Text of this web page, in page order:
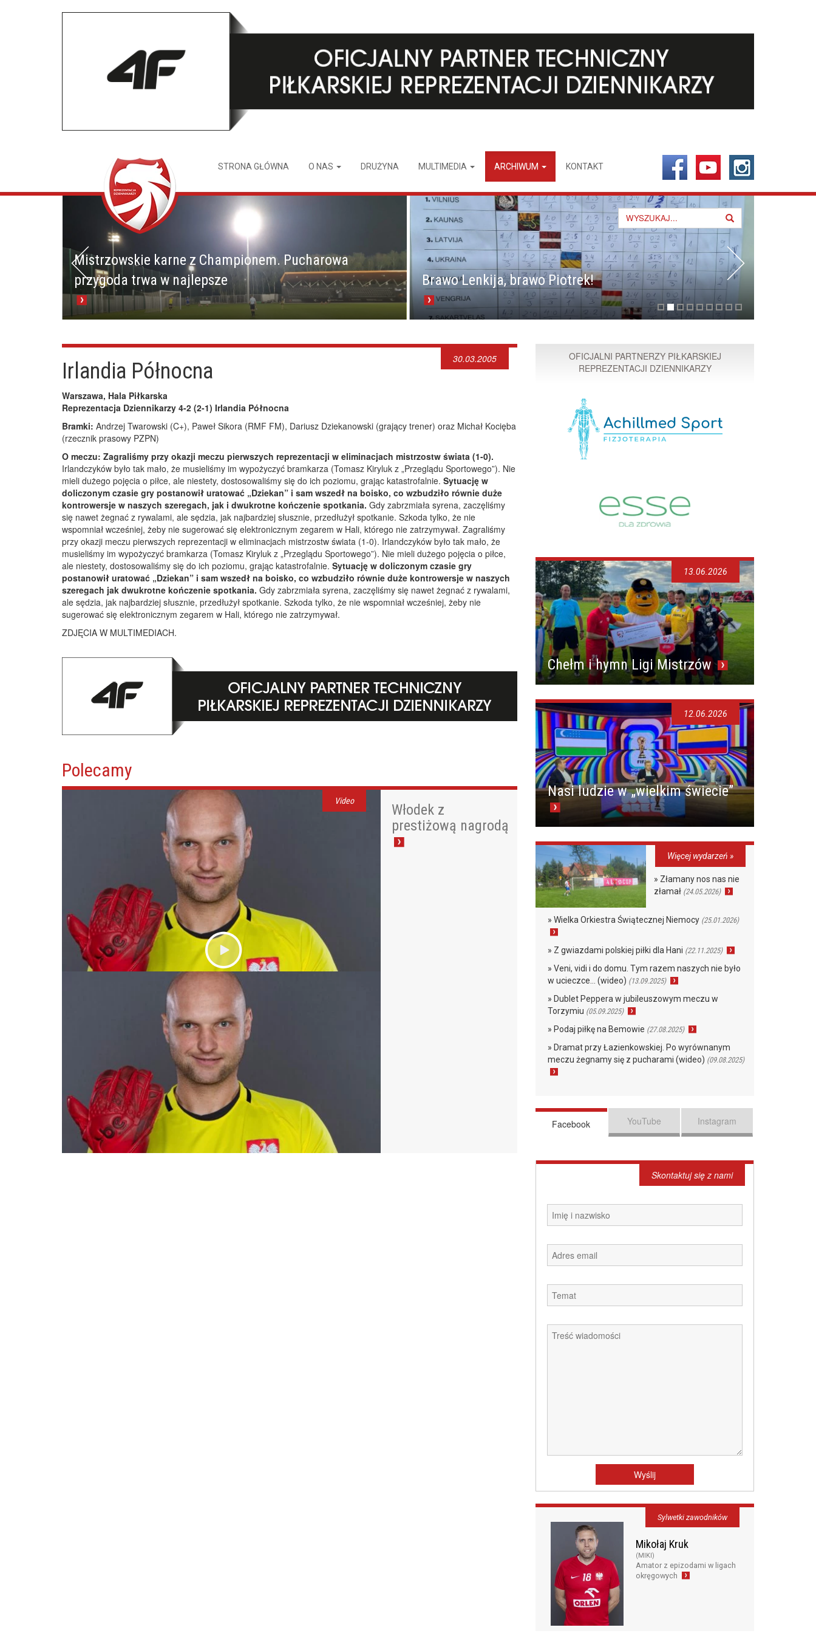
STRONA GŁÓWNA O NAS DRUŻYNA MULTIMEDIA ARCHIWUM KONTAKT
Search
for
Mistrzowskie karne z Championem. Pucharowa
przygoda trwa w najlepsze
Brawo Lenkija, brawo Piotrek!
30.03.2005
Irlandia Północna
Warszawa, Hala Piłkarska
Reprezentacja Dziennikarzy 4-2 (2-1) Irlandia Północna
Bramki: Andrzej Twarowski (C+), Paweł Sikora (RMF FM), Dariusz Dziekanowski (grający trener) oraz Michał Kocięba
(rzecznik prasowy PZPN)
O meczu: Zagraliśmy przy okazji meczu pierwszych reprezentacji w eliminacjach mistrzostw świata (1-0).
Irlandczyków było tak mało, że musieliśmy im wypożyczyć bramkarza (Tomasz Kiryluk z „Przeglądu Sportowego”). Nie
mieli dużego pojęcia o piłce, ale niestety, dostosowaliśmy się do ich poziomu, grając katastrofalnie. Sytuację w
doliczonym czasie gry postanowił uratować „Dziekan” i sam wszedł na boisko, co wzbudziło równie duże
kontrowersje w naszych szeregach, jak i dwukrotne kończenie spotkania. Gdy zabrzmiała syrena, zaczęliśmy
się nawet żegnać z rywalami, ale sędzia, jak najbardziej słusznie, przedłużył spotkanie. Szkoda tylko, że nie
wspomniał wcześniej, żeby nie sugerować się elektronicznym zegarem w Hali, którego nie zatrzymywał. Zagraliśmy
przy okazji meczu pierwszych reprezentacji w eliminacjach mistrzostw świata (1-0). Irlandczyków było tak mało, że
musieliśmy im wypożyczyć bramkarza (Tomasz Kiryluk z „Przeglądu Sportowego”). Nie mieli dużego pojęcia o piłce,
ale niestety, dostosowaliśmy się do ich poziomu, grając katastrofalnie. Sytuację w doliczonym czasie gry
postanowił uratować „Dziekan” i sam wszedł na boisko, co wzbudziło równie duże kontrowersje w naszych
szeregach jak dwukrotne kończenie spotkania. Gdy zabrzmiała syrena, zaczęliśmy się nawet żegnać z rywalami,
ale sędzia, jak najbardziej słusznie, przedłużył spotkanie. Szkoda tylko, że nie wspomniał wcześniej, żeby nie
sugerować się elektronicznym zegarem w Hali, którego nie zatrzymywał.
ZDJĘCIA W MULTIMEDIACH.
Polecamy
Video
Włodek z
prestiżową nagrodą
OFICJALNI PARTNERZY PIŁKARSKIEJ
REPREZENTACJI DZIENNIKARZY
Chełm i hymn Ligi Mistrzów
13.06.2026
Nasi ludzie w „wielkim świecie”
12.06.2026
Więcej wydarzeń »
» Złamany nos nas nie
złamał (24.05.2026)
» Wielka Orkiestra Świątecznej Niemocy (25.01.2026)
» Z gwiazdami polskiej piłki dla Hani (22.11.2025)
» Veni, vidi i do domu. Tym razem naszych nie było
w ucieczce… (wideo) (13.09.2025)
» Dublet Peppera w jubileuszowym meczu w
Torzymiu (05.09.2025)
» Podaj piłkę na Bemowie (27.08.2025)
» Dramat przy Łazienkowskiej. Po wyrównanym
meczu żegnamy się z pucharami (wideo) (09.08.2025)
Facebook YouTube Instagram
Skontaktuj się z nami
Mikołaj Kruk
(MIKI)
Amator z epizodami w ligach
okręgowych
Sylwetki zawodników